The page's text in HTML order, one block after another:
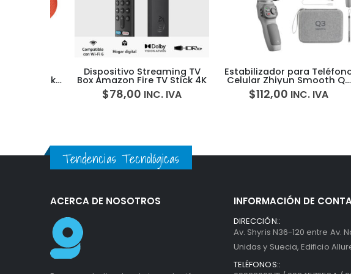
Dispositivo Streaming TV
Box Amazon Fire TV Stick 4K
78,00 INC. IVA
Estabilizador para Teléfono
Celular Zhiyun Smooth Q3
Combo + Tripode
112,00 INC. IVA
Tendencias Tecnológicas
ACERCA DE NOSOTROS INFORMACIÓN DE
DIRECCIÓN::
Av. Shyris N36-120 entre Av.
Unidas y Suecia, Edificio
TELÉFONOS::